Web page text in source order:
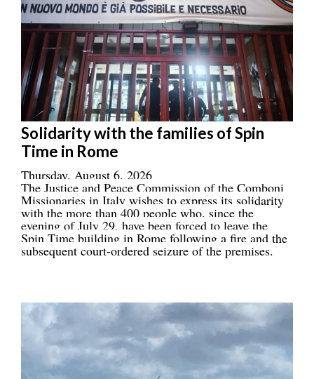
Solidarity with the families of Spin
Time in Rome
Thursday, August 6, 2026
The Justice and Peace Commission of the Comboni
Missionaries in Italy wishes to express its solidarity
with the more than 400 people who, since the
evening of July 29, have been forced to leave the
Spin Time building in Rome following a fire and the
subsequent court-ordered seizure of the premises.